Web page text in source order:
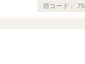
宿コード：